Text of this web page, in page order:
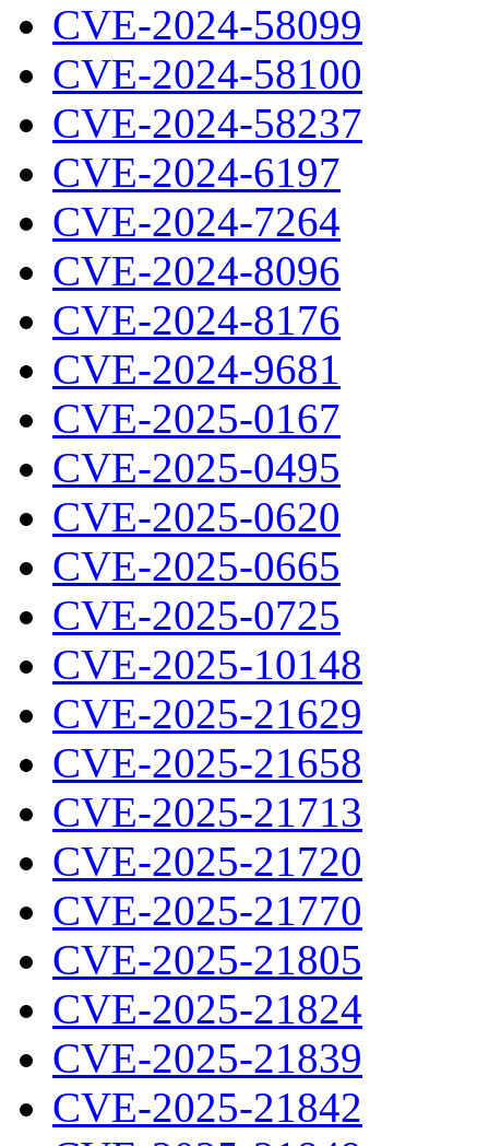
CVE-2024-58099
CVE-2024-58100
CVE-2024-58237
CVE-2024-6197
CVE-2024-7264
CVE-2024-8096
CVE-2024-8176
CVE-2024-9681
CVE-2025-0167
CVE-2025-0495
CVE-2025-0620
CVE-2025-0665
CVE-2025-0725
CVE-2025-10148
CVE-2025-21629
CVE-2025-21658
CVE-2025-21713
CVE-2025-21720
CVE-2025-21770
CVE-2025-21805
CVE-2025-21824
CVE-2025-21839
CVE-2025-21842